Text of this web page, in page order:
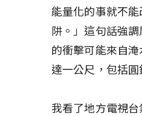
能量化的事就不
阱。」這句話強
的衝擊可能來自
達一公尺，包括
我看了地方電視